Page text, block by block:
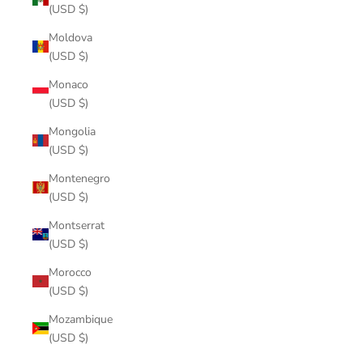
(USD $)
Moldova
(USD $)
Monaco
(USD $)
Mongolia
(USD $)
Montenegro
(USD $)
Montserrat
(USD $)
Morocco
(USD $)
Mozambique
(USD $)